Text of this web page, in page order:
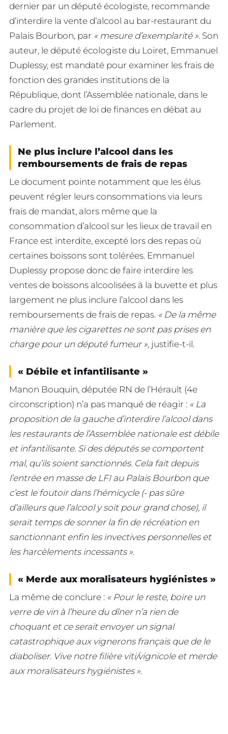
dernier par un député écologiste, recommande
d’interdire la vente d’alcool au bar-restaurant du
Palais Bourbon, par « mesure d’exemplarité ». Son
auteur, le député écologiste du Loiret, Emmanuel
Duplessy, est mandaté pour examiner les frais de
fonction des grandes institutions de la
République, dont l’Assemblée nationale, dans le
cadre du projet de loi de finances en débat au
Parlement.
Ne plus inclure l’alcool dans les
remboursements de frais de repas
Le document pointe notamment que les élus
peuvent régler leurs consommations via leurs
frais de mandat, alors même que la
consommation d’alcool sur les lieux de travail en
France est interdite, excepté lors des repas où
certaines boissons sont tolérées. Emmanuel
Duplessy propose donc de faire interdire les
ventes de boissons alcoolisées à la buvette et plus
largement ne plus inclure l’alcool dans les
remboursements de frais de repas. « De la même
manière que les cigarettes ne sont pas prises en
charge pour un député fumeur », justifie-t-il.
« Débile et infantilisante »
Manon Bouquin, députée RN de l’Hérault (4e
circonscription) n’a pas manqué de réagir : « La
proposition de la gauche d’interdire l’alcool dans
les restaurants de l’Assemblée nationale est débile
et infantilisante. Si des députés se comportent
mal, qu’ils soient sanctionnés. Cela fait depuis
l’entrée en masse de LFI au Palais Bourbon que
c’est le foutoir dans l’hémicycle (- pas sûre
d’ailleurs que l’alcool y soit pour grand chose), il
serait temps de sonner la fin de récréation en
sanctionnant enfin les invectives personnelles et
les harcèlements incessants ».
« Merde aux moralisateurs hygiénistes »
La même de conclure : « Pour le reste, boire un
verre de vin à l’heure du dîner n’a rien de
choquant et ce serait envoyer un signal
catastrophique aux vignerons français que de le
diaboliser. Vive notre filière viti/vignicole et merde
aux moralisateurs hygiénistes ».